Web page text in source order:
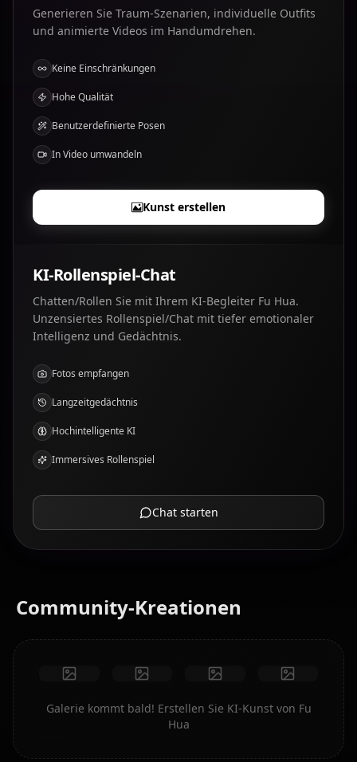
Generieren Sie Traum-Szenarien, individuelle Outfits
und animierte Videos im Handumdrehen.
Keine Einschränkungen
Hohe Qualität
Benutzerdefinierte Posen
In Video umwandeln
Kunst erstellen
KI-Rollenspiel-Chat
Chatten/Rollen Sie mit Ihrem KI-Begleiter Fu Hua.
Unzensiertes Rollenspiel/Chat mit tiefer emotionaler
Intelligenz und Gedächtnis.
Fotos empfangen
Langzeitgedächtnis
Hochintelligente KI
Immersives Rollenspiel
Chat starten
Community-Kreationen
Galerie kommt bald! Erstellen Sie KI-Kunst von Fu
Hua